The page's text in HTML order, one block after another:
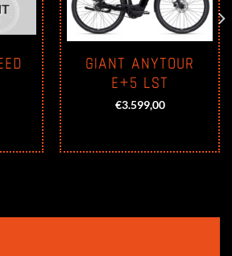
GIANT ANYTOUR
E+5 LST
€3.599,00